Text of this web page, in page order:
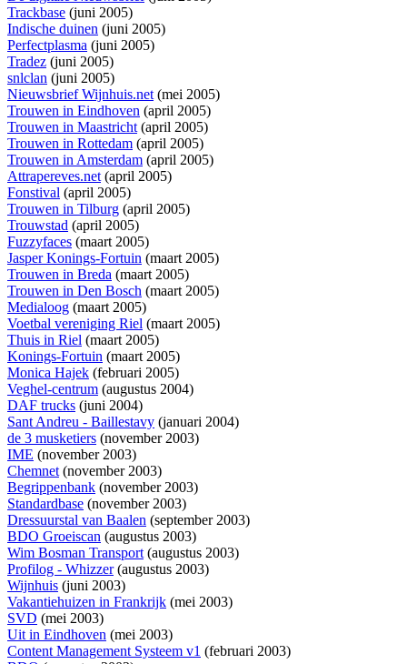
Trackbase (juni 2005)
Indische duinen (juni 2005)
Perfectplasma (juni 2005)
Tradez (juni 2005)
snlclan (juni 2005)
Nieuwsbrief Wijnhuis.net(mei 2005)
Trouwen in Eindhoven (april 2005)
Trouwen in Maastricht(april 2005)
Trouwen in Rottedam (april 2005)
Trouwen in Amsterdam (april 2005)
Attrapereves.net(april 2005)
Fonstival (april 2005)
Trouwen in Tilburg (april 2005)
Trouwstad (april 2005)
Fuzzyfaces (maart 2005)
Jasper Konings-Fortuin (maart 2005)
Trouwen in Breda (maart 2005)
Trouwen in Den Bosch (maart 2005)
Medialoog (maart 2005)
Voetbal vereniging Riel (maart 2005)
Thuis in Riel (maart 2005)
Konings-Fortuin (maart 2005)
Monica Hajek (februari 2005)
Veghel-centrum (augustus 2004)
DAF trucks (juni 2004)
Sant Andreu - Baillestavy (januari 2004)
de 3 musketiers (november 2003)
IME (november 2003)
Chemnet(november 2003)
Begrippenbank (november 2003)
Standardbase (november 2003)
Dressuurstal van Baalen (september 2003)
BDO Groeiscan (augustus 2003)
Wim Bosman Transport(augustus 2003)
Profilog - Whizzer(augustus 2003)
Wijnhuis (juni 2003)
Vakantiehuizen in Frankrijk (mei 2003)
SVD (mei 2003)
Uit in Eindhoven (mei 2003)
Content Management Systeem v1 (februari 2003)